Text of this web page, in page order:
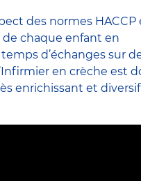
des normes HACCP
de chaque enfant en
d’échanges sur
en crèche est
enrichissant et